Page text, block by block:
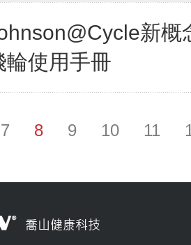
新概
輪使用手冊
7 8 9 10 11